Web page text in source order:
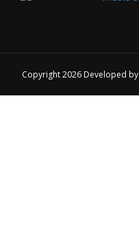
Copyright 2026 Developed by